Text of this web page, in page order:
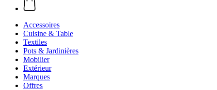
Accessoires
Cuisine & Table
Textiles
Pots & Jardinières
Mobilier
Extérieur
Marques
Offres